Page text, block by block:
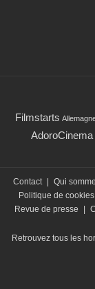
Filmstarts
AdoroCinema
Contact Qui
Politique de cookies
Revue de presse
Retrouvez tous les